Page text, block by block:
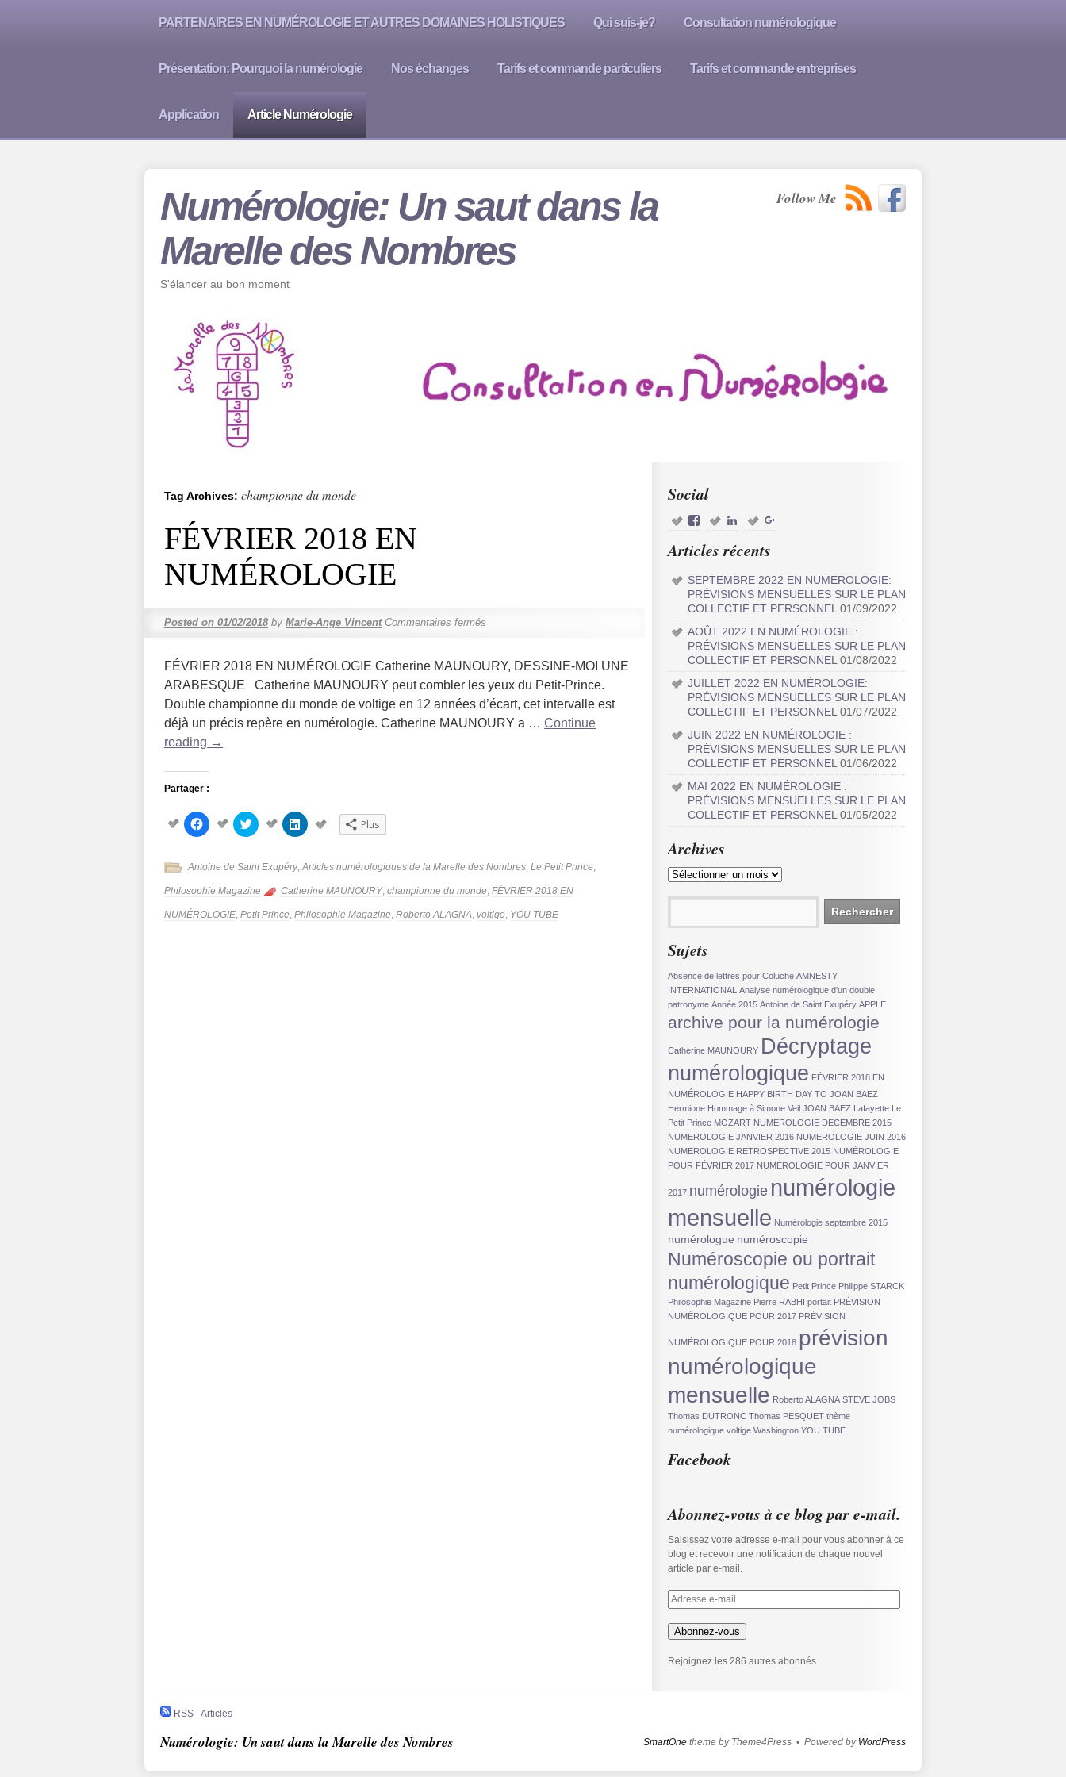
PARTENAIRES EN NUMÉROLOGIE ET AUTRES DOMAINES HOLISTIQUES Qui suis-je? Consultation numérologique
Présentation: Pourquoi la numérologie Nos échanges Tarifs et commande particuliers Tarifs et commande entreprises
Application Article Numérologie
Numérologie: Un saut dans la
Marelle des Nombres
Follow Me
S'élancer au bon moment
Tag Archives: championne du monde
FÉVRIER 2018 EN
NUMÉROLOGIE
Posted on 01/02/2018 by Marie-Ange Vincent Commentaires fermés
FÉVRIER 2018 EN NUMÉROLOGIE Catherine MAUNOURY, DESSINE-MOI UNE
ARABESQUE Catherine MAUNOURY peut combler les yeux du Petit-Prince.
Double championne du monde de voltige en 12 années d’écart, cet intervalle est
déjà un précis repère en numérologie. Catherine MAUNOURY a … Continue
reading →
Partager :
Cliquez
pour
partager
dans
nouvelle
fenêtre)
Cliquez
pour
partager
Twitter(ouvre
dans
nouvelle
fenêtre)
Cliquez
pour
LinkedIn(ouvre
dans
nouvelle
fenêtre)
Plus
Antoine de Saint Exupéry,Articles numérologiques de la Marelle des Nombres, Le Petit Prince,
Philosophie Magazine Catherine MAUNOURY, championne du monde, FÉVRIER 2018 EN
NUMÉROLOGIE, Petit Prince, Philosophie Magazine, Roberto ALAGNA, voltige, YOU TUBE
Social
Articles récents
SEPTEMBRE 2022 EN NUMÉROLOGIE:
PRÉVISIONS MENSUELLES SUR LE PLAN
COLLECTIF ET PERSONNEL 01/09/2022
AOÛT 2022 EN NUMÉROLOGIE :
PRÉVISIONS MENSUELLES SUR LE PLAN
COLLECTIF ET PERSONNEL 01/08/2022
JUILLET 2022 EN NUMÉROLOGIE:
PRÉVISIONS MENSUELLES SUR LE PLAN
COLLECTIF ET PERSONNEL 01/07/2022
JUIN 2022 EN NUMÉROLOGIE :
PRÉVISIONS MENSUELLES SUR LE PLAN
COLLECTIF ET PERSONNEL 01/06/2022
MAI 2022 EN NUMÉROLOGIE :
PRÉVISIONS MENSUELLES SUR LE PLAN
COLLECTIF ET PERSONNEL 01/05/2022
Archives
Sujets
Absence de lettres pour Coluche AMNESTY
INTERNATIONAL Analyse numérologique d'un double
patronyme Année 2015 Antoine de Saint Exupéry APPLE
archive pour la numérologie
Catherine MAUNOURY Décryptage
numérologique FÉVRIER 2018 EN
NUMÉROLOGIE HAPPY BIRTH DAY TO JOAN BAEZ
Hermione Hommage à Simone Veil JOAN BAEZ Lafayette Le
Petit Prince MOZART NUMEROLOGIE DECEMBRE 2015
NUMEROLOGIE JANVIER 2016 NUMEROLOGIE JUIN 2016
NUMEROLOGIE RETROSPECTIVE 2015 NUMÉROLOGIE
POUR FÉVRIER 2017 NUMÉROLOGIE POUR JANVIER
2017 numérologie numérologie
mensuelle Numérologie septembre 2015
numérologue numéroscopie
Numéroscopie ou portrait
numérologique Petit Prince Philippe STARCK
Philosophie Magazine Pierre RABHI portait PRÉVISION
NUMÉROLOGIQUE POUR 2017 PRÉVISION
NUMÉROLOGIQUE POUR 2018 prévision
numérologique
mensuelle Roberto ALAGNA STEVE JOBS
Thomas DUTRONC Thomas PESQUET thème
numérologique voltige Washington YOU TUBE
Facebook
Abonnez-vous à ce blog par e-mail.
Saisissez votre adresse e-mail pour vous abonner à ce
blog et recevoir une notification de chaque nouvel
article par e-mail.
Abonnez-vous
Rejoignez les 286 autres abonnés
RSS - Articles
Numérologie: Un saut dans la Marelle des Nombres SmartOne theme by Theme4Press • Powered by WordPress